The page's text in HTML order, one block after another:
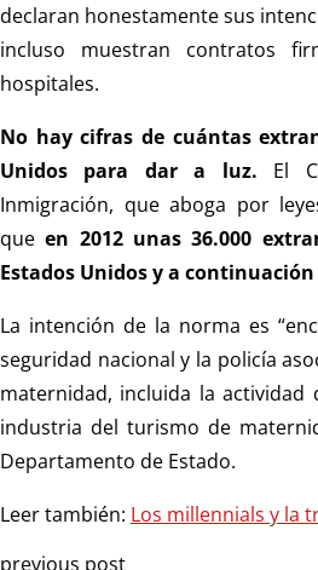
declaran honestamente sus
incluso muestran contratos
hospitales.
No hay cifras de cuántas
Unidos para dar a luz. El
Inmigración, que aboga por
queen 2012 unas 36.000
Estados Unidos y a
La intención de la norma es
seguridad nacional y la policía
maternidad, incluida la actividad
industria del turismo de
Departamento de Estado.
Leer también: Los millennials y la
previous post